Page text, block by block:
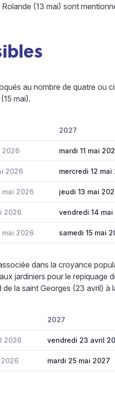
(13 mai) sont
au nombre de quatre ou
mai).
2027
2026 mardi 11 mai
2026 mercredi 12 mai
mai 2026 jeudi 13 mai
2026 vendredi 14 mai
mai 2026 samedi 15 mai
dans la croyance
jardiniers pour le repiquage
la saint Georges (23 avril) à
2027
2026 vendredi 23 avril
mardi 25 mai 2027